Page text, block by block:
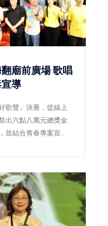
前廣場 歌唱
導
歌聲」決賽，從線上
出六點八萬元總獎金
並結合青春專案宣